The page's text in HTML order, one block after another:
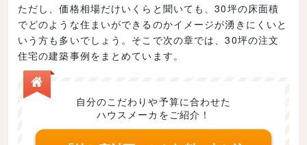
ただし、価格相場だけいくらと聞いても、30坪の床面積
でどのような住まいができるのかイメージが湧きにくいと
いう方も多いでしょう。そこで次の章では、30坪の注文
住宅の建築事例をまとめています。
自分のこだわりや予算に合わせた
ハウスメーカをご紹介！